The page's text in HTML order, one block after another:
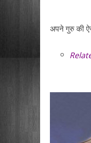
अपने गुरु की